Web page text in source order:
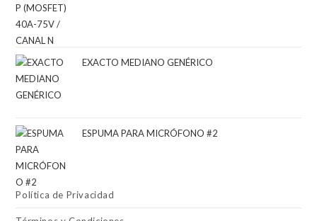
EXACTO MEDIANO GENÉRICO
ESPUMA PARA MICRÓFONO #2
Política de Privacidad